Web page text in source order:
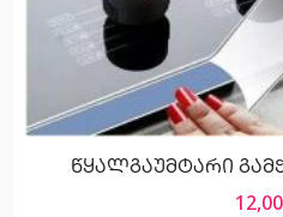
წყალგაუმტარი
12,00